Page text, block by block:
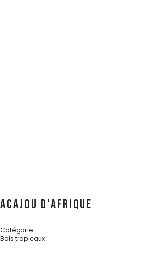
ACAJOU D'AFRIQUE
Catégorie :
Bois tropicaux